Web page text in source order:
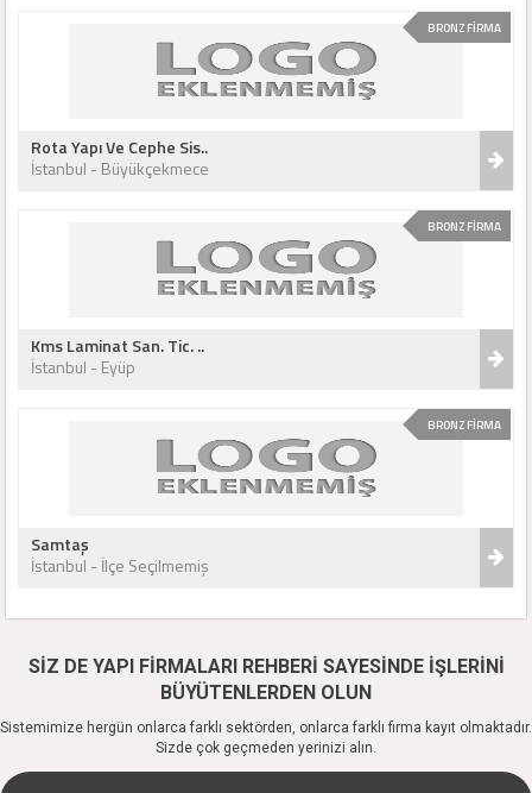
BRONZ FİRMA
Rota Yapı Ve Cephe Sis..
İstanbul - Büyükçekmece
BRONZ FİRMA
Kms Laminat San. Tic. ..
İstanbul - Eyüp
BRONZ FİRMA
Samtaş
İstanbul - İlçe Seçilmemiş
SİZ DE YAPI FİRMALARI REHBERİ SAYESİNDE İŞLERİNİ
BÜYÜTENLERDEN OLUN
Sistemimize hergün onlarca farklı sektörden, onlarca farklı firma kayıt olmaktadır.
Sizde çok geçmeden yerinizi alın.